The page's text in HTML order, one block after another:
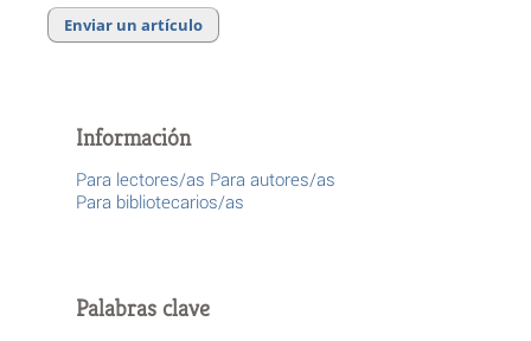
Enviar un artículo
Información
Para lectores/as Para autores/as
Para bibliotecarios/as
Palabras clave